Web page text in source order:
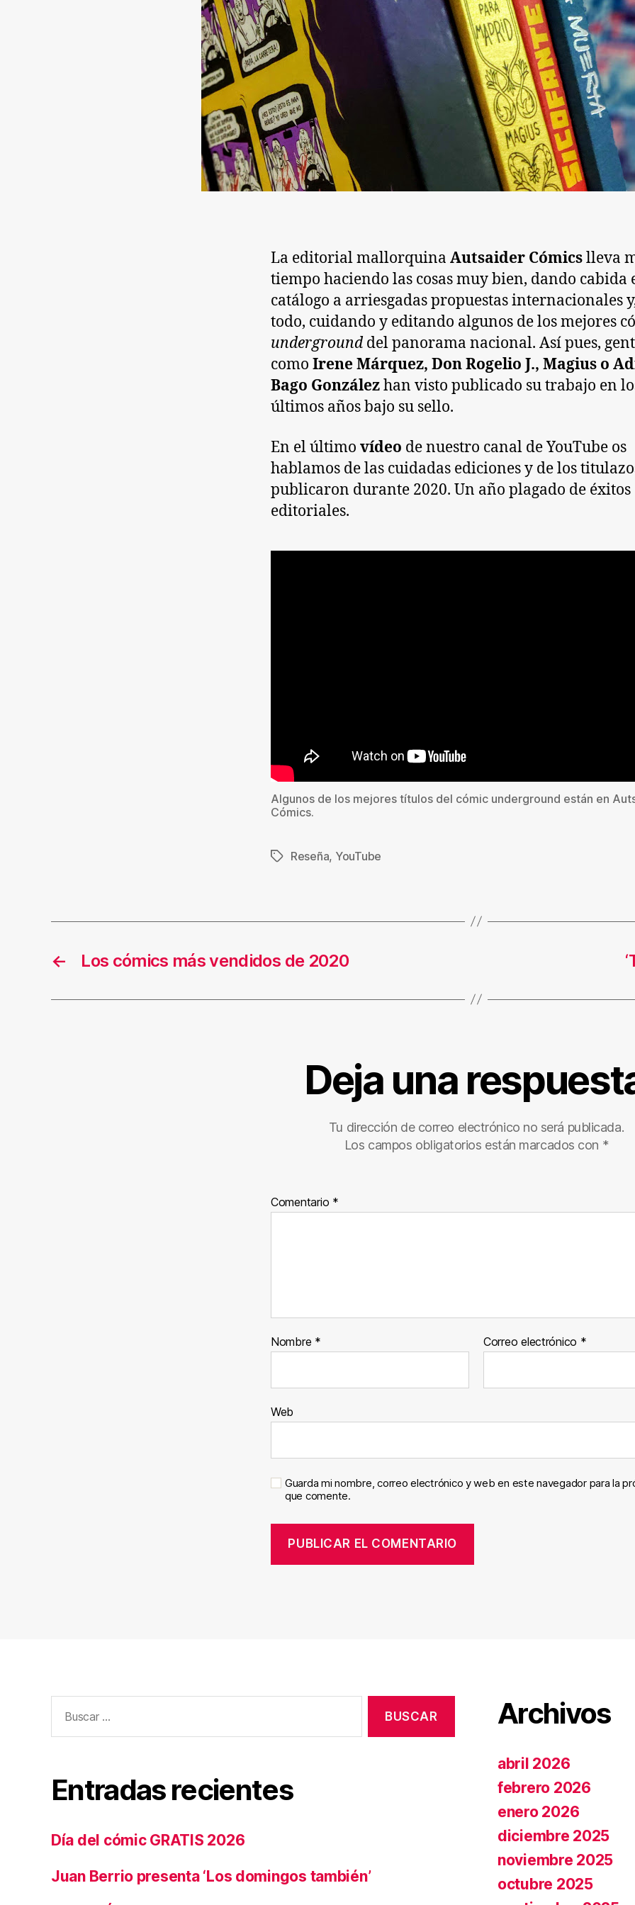
La editorial mallorquina Autsaider Cómicslleva
tiempo haciendo las cosas muy bien, dando cabida
catálogo a arriesgadas propuestas internacionales
todo, cuidando y editando algunos de los mejores
underground del panorama nacional. Así pues,
como Irene Márquez, Don Rogelio J., Magius o
Bago Gonzálezhan visto publicado su trabajo en
últimos años bajo su sello.
En el último vídeo de nuestro canal de YouTube os
hablamos de las cuidadas ediciones y de los
publicaron durante 2020. Un año plagado de éxitos
editoriales.
Algunos de los mejores títulos del cómic underground están en
Cómics.
Etiquetas
Reseña, YouTube
← Los cómics más vendidos de 2020
Deja una
Tu dirección de correo electrónico no será publicada.
Los campos obligatorios están marcados con *
Comentario *
Nombre * Correo electrónico *
Web
Guarda mi nombre, correo electrónico y web en este navegador para la
que comente.
Entradas recientes
Día del cómic GRATIS 2026
Juan Berrio presenta ‘Los domingos también’
Archivos
abril 2026
febrero 2026
enero 2026
diciembre 2025
noviembre 2025
octubre 2025